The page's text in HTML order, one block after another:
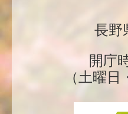
長野
開庁
（土曜